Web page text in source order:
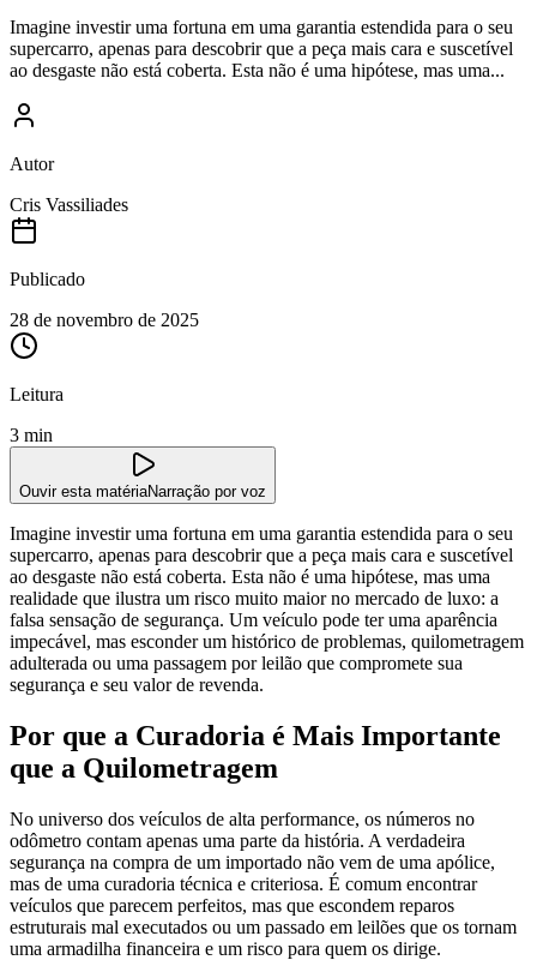
Imagine investir uma fortuna em uma garantia estendida para o seu
supercarro, apenas para descobrir que a peça mais cara e suscetível
ao desgaste não está coberta. Esta não é uma hipótese, mas uma...
Autor
Cris Vassiliades
Publicado
28 de novembro de 2025
Leitura
3 min
Ouvir esta matériaNarração por voz
Imagine investir uma fortuna em uma garantia estendida para o seu
supercarro, apenas para descobrir que a peça mais cara e suscetível
ao desgaste não está coberta. Esta não é uma hipótese, mas uma
realidade que ilustra um risco muito maior no mercado de luxo: a
falsa sensação de segurança. Um veículo pode ter uma aparência
impecável, mas esconder um histórico de problemas, quilometragem
adulterada ou uma passagem por leilão que compromete sua
segurança e seu valor de revenda.
Por que a Curadoria é Mais Importante
que a Quilometragem
No universo dos veículos de alta performance, os números no
odômetro contam apenas uma parte da história. A verdadeira
segurança na compra de um importado não vem de uma apólice,
mas de uma curadoria técnica e criteriosa. É comum encontrar
veículos que parecem perfeitos, mas que escondem reparos
estruturais mal executados ou um passado em leilões que os tornam
uma armadilha financeira e um risco para quem os dirige.